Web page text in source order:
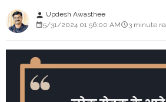
person Updesh Awasthee
5/31/2024 01:56:00 AM
3 minute